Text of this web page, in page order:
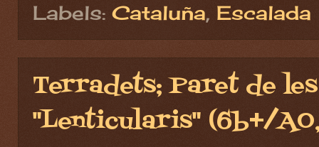
Labels: Cataluña, Escalada
Terradets; Paret de les
"Lenticularis" (6b+/